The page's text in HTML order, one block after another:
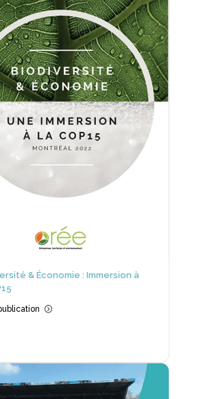
& Économie : Immersion à
=